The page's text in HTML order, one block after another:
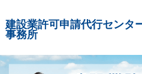
建設業許可申請代行センタ
事務所